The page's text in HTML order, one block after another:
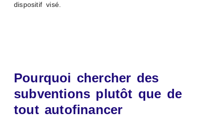
dispositif visé.
Pourquoi chercher des
subventions plutôt que de
tout autofinancer